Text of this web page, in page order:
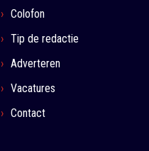
Colofon
Tip de redactie
Adverteren
Vacatures
Contact